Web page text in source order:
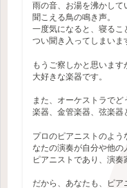
雨の音、お湯を沸かして
聞こえる鳥の鳴き声。
一度気になると、寝る
つい聞き入ってしまいま
もうご察しかと思いま
大好きな楽器です。
また、オーケストラで
楽器、金管楽器、弦楽
プロのピアニストのよ
なたの演奏が自分や他の
ピアニストであり、演
だから、あなたも、ピ